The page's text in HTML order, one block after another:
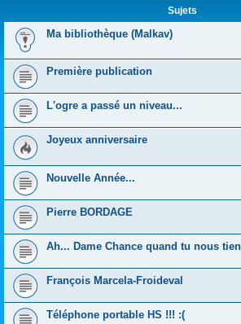
Sujets
Ma bibliothèque (Malkav)
Première publication
L'ogre a passé un niveau...
Joyeux anniversaire
Nouvelle Année...
Pierre BORDAGE
Ah... Dame Chance quand tu nous
François Marcela-Froideval
Téléphone portable HS !!! :(